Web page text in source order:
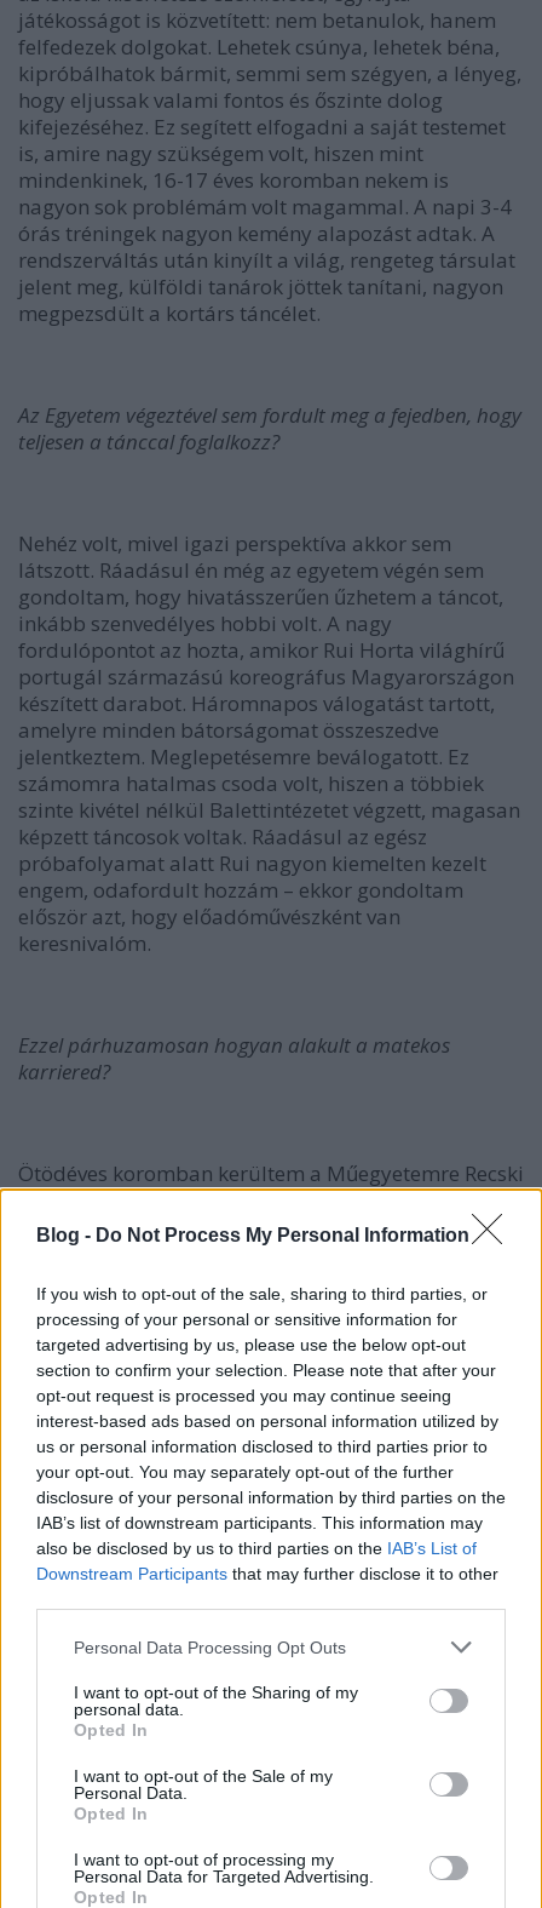
Blog - Do Not Process My Personal Information
If you wish to opt-out of the sale, sharing to third parties, or
processing of your personal or sensitive information for
targeted advertising by us, please use the below opt-out
section to confirm your selection. Please note that after your
opt-out request is processed you may continue seeing
interest-based ads based on personal information utilized by
us or personal information disclosed to third parties prior to
your opt-out. You may separately opt-out of the further
disclosure of your personal information by third parties on the
IAB’s list of downstream participants. This information may
also be disclosed by us to third parties on the IAB’s List of
Downstream Participants that may further disclose it to other
Please note that this website/app uses one or more Google
not limited to your visit or usage behaviour. You may click to
grant or deny consent to Google and its third-party tags to
use your data for below specified purposes in below Google
consent section.
Personal Data Processing Opt Outs
I want to opt-out of the Sharing of my
personal data.
Opted In
I want to opt-out of the Sale of my
Personal Data.
Opted In
I want to opt-out of processing my
Personal Data for Targeted Advertising.
Opted In
játékosságot is közvetített: nem betanulok, hanem
felfedezek dolgokat. Lehetek csúnya, lehetek béna,
kipróbálhatok bármit, semmi sem szégyen, a lényeg,
hogy eljussak valami fontos és őszinte dolog
kifejezéséhez. Ez segített elfogadni a saját testemet
is, amire nagy szükségem volt, hiszen mint
mindenkinek, 16-17 éves koromban nekem is
nagyon sok problémám volt magammal. A napi 3-4
órás tréningek nagyon kemény alapozást adtak. A
rendszerváltás után kinyílt a világ, rengeteg társulat
jelent meg, külföldi tanárok jöttek tanítani, nagyon
megpezsdült a kortárs táncélet.
Az Egyetem végeztével sem fordult meg a fejedben, hogy
teljesen a tánccal foglalkozz?
Nehéz volt, mivel igazi perspektíva akkor sem
látszott. Ráadásul én még az egyetem végén sem
gondoltam, hogy hivatásszerűen űzhetem a táncot,
inkább szenvedélyes hobbi volt. A nagy
fordulópontot az hozta, amikor Rui Horta világhírű
portugál származású koreográfus Magyarországon
készített darabot. Háromnapos válogatást tartott,
amelyre minden bátorságomat összeszedve
jelentkeztem. Meglepetésemre beválogatott. Ez
számomra hatalmas csoda volt, hiszen a többiek
szinte kivétel nélkül Balettintézetet végzett, magasan
képzett táncosok voltak. Ráadásul az egész
próbafolyamat alatt Rui nagyon kiemelten kezelt
engem, odafordult hozzám – ekkor gondoltam
először azt, hogy előadóművészként van
keresnivalóm.
Ezzel párhuzamosan hogyan alakult a matekos
karriered?
Ötödéves koromban kerültem a Műegyetemre Recski
Andrásnak köszönhetően, aki az akkor még VIK-es
matematika tanszékként működő egység vezetője
volt. Tanított engem az ELTE-n, és elhívott
A tanítás is hasonló szenvedélyeddé vált, mint a tánc?
Eleinte nagyon fontos volt számomra, de az utóbbi
években az éppen nagyon intenzíven futó táncos
munkák mellett van, hogy háttérbe szorul. Emellett
pedig nagyon megváltozott a tanítás: sokkal több a
hallgató és zuhan a színvonal. Amikor én kezdtem,
akkor 70 informatikust vettek fel, ma viszont 400-at.
Ezt, mint oktató, szörnyű átélni, főleg úgy, hogy nincs
jutott el -, hogy a tananyag és a sebesség hogyan
reagál arra, hogy egyszer csak kétszer annyi ember
érti az anyagot, és annak is csak a fele hajlandó
dolgozni. Egyfajta küzdelemmé alakult át a tanítás,
úgyhogy hazudnék, ha azt mondanám, hogy „hű,
micsoda szenvedély!”